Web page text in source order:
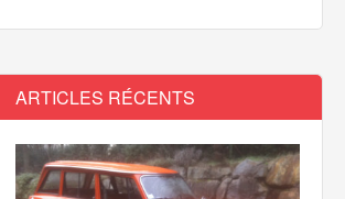
ARTICLES RÉCENTS